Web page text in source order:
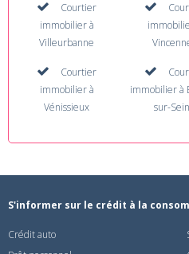
Courtier
immobilier à
Villeurbanne
Courtier
immobilier à
Vénissieux
immobilier à
sur-
S'informer sur le crédit à la
Crédit auto